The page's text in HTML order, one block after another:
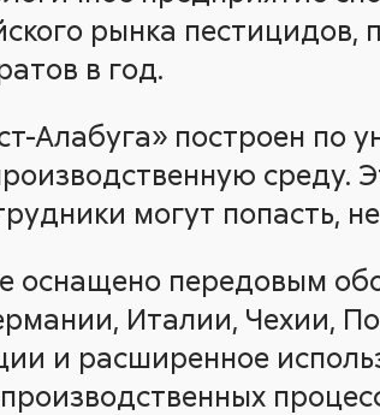
рынка пестицидов,
в год.
Алабуга» построен по
среду.
могут попасть,
оснащено передовым
Италии, Чехии,
и расширенное